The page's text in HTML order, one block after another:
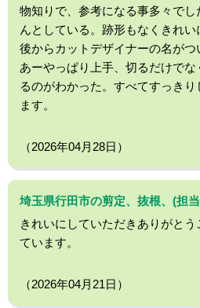
物知りで、参考になる事多々でし
んとしている。跡形もなくきれい
後からカットデザイナーの名がつ
あーやっぱり上手、切るだけで
るのがわかった。すべてすっき
ます。
（2026年04月28日）
埼玉県行田市の剪定、抜根、(担
きれいにしていただきありがと
ています。
（2026年04月21日）